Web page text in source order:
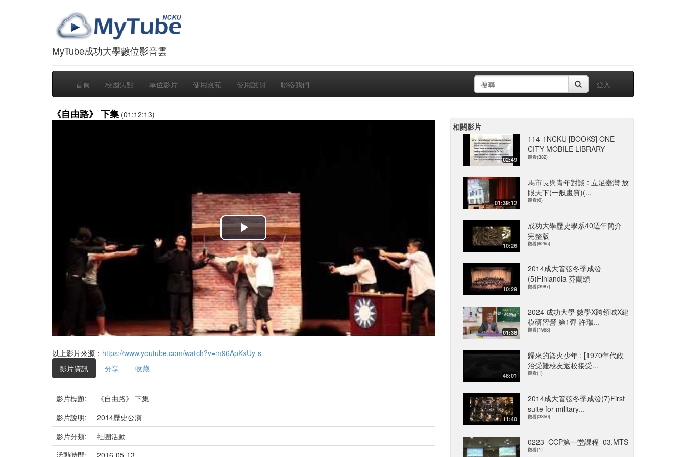
MyTube成功大學數位影音雲
首頁 校園焦點 單位影片 使用規範 使用說明 聯絡我們 登入
《自由路》 下集 (01:12:13)
播
放
影
片
以上影片來源： https://www.youtube.com/watch?v=m96ApKxUy-s
影片資訊
分享 收藏
影片標題:
《自由路》 下集
影片說明:
2014歷史公演
影片分類:
社團活動
活動時間:
2016-05-13
相關影片
02:49
114-1NCKU [BOOKS] ONE
CITY-MOBILE LIBRARY
觀看(382)
01:39:12
馬市長與青年對談 : 立足臺灣 放
眼天下(一般畫質)(...
觀看(0)
10:26
成功大學歷史學系40週年簡介
完整版
觀看(6265)
10:29
2014成大管弦冬季成發
(5)Finlandia 芬蘭頌
觀看(3987)
01:38
2024 成功大學 數學X跨領域X建
模研習營 第1彈 許瑞...
觀看(1968)
48:01
歸來的盜火少年 : [1970年代政
治受難校友返校接受...
觀看(1)
11:40
2014成大管弦冬季成發(7)First
suite for military...
觀看(3350)
0223_CCP第一堂課程_03.MTS
觀看(1)